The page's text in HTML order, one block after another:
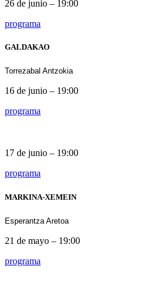
26 de junio – 19:00
programa
GALDAKAO
Torrezabal Antzokia
16 de junio – 19:00
programa
17 de junio – 19:00
programa
MARKINA-XEMEIN
Esperantza Aretoa
21 de mayo – 19:00
programa